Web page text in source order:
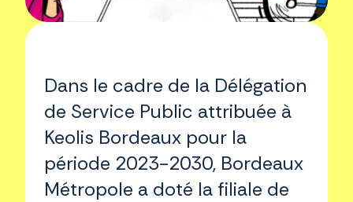
Dans le cadre de la Délégation
de Service Public attribuée à
Keolis Bordeaux pour la
période 2023-2030, Bordeaux
Métropole a doté la filiale de